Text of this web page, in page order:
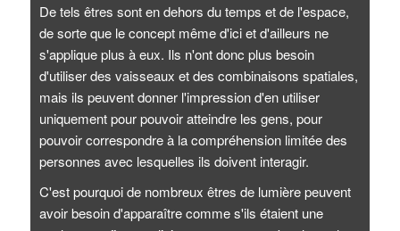
De tels êtres sont en dehors du temps et de l'espace,
de sorte que le concept même d'ici et d'ailleurs ne
s'applique plus à eux. Ils n'ont donc plus besoin
d'utiliser des vaisseaux et des combinaisons spatiales,
mais ils peuvent donner l'impression d'en utiliser
uniquement pour pouvoir atteindre les gens, pour
pouvoir correspondre à la compréhension limitée des
personnes avec lesquelles ils doivent interagir.
C'est pourquoi de nombreux êtres de lumière peuvent
avoir besoin d'apparaître comme s'ils étaient une